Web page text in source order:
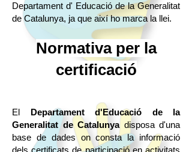
Departament d' Educació de la Generalitat
de Catalunya, ja que així ho marca la llei.
Normativa per la
certificació
El Departament d'Educació de la
Generalitat de Catalunyadisposa d'una
base de dades on consta la informació
dels certificats de participació en activitats